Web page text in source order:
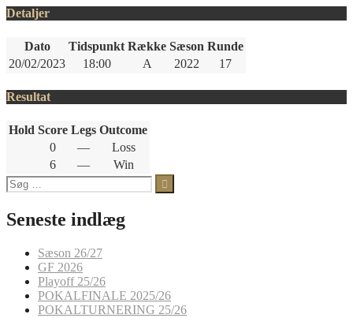
Detaljer
Dato Tidspunkt Række Sæson Runde
20/02/2023
18:00 A 2022 17
Resultat
Hold Score Legs Outcome
0
—
Loss
6
—
Win
Søg
efter:
Seneste indlæg
Sæson 26/27
GF 2026
Playoff 25/26
POKALFINALE 2025/26
POKALTURNERING 25/26